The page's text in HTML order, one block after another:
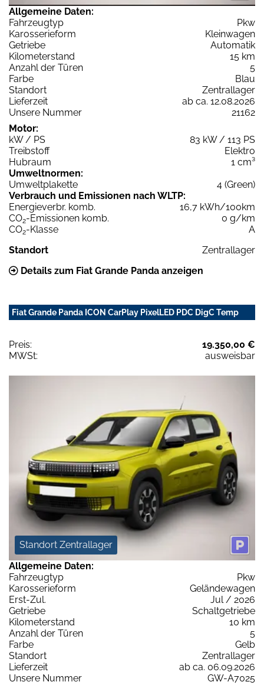
Allgemeine Daten:
Fahrzeugtyp
Pkw
Karosserieform
Kleinwagen
Getriebe
Automatik
Kilometerstand
15 km
Anzahl der Türen
5
Farbe
Blau
Standort
Zentrallager
Lieferzeit
ab ca. 12.08.2026
Unsere Nummer
21162
Motor:
kW / PS
83 kW / 113 PS
Treibstoff
Elektro
Hubraum
1 cm³
Umweltnormen:
Umweltplakette
4 (Green)
Verbrauch und Emissionen nach WLTP:
Energieverbr. komb.
16,7 kWh/100km
CO2-Emissionen komb.
0 g/km
CO2-Klasse
A
Standort
Zentrallager
Details zum Fiat Grande Panda anzeigen
Fiat Grande Panda ICON CarPlay PixelLED PDC DigC Temp
Preis:
19.350,00 €
MWSt:
ausweisbar
Standort Zentrallager
Allgemeine Daten:
Fahrzeugtyp
Pkw
Karosserieform
Geländewagen
Erst-Zul.
Jul / 2026
Getriebe
Schaltgetriebe
Kilometerstand
10 km
Anzahl der Türen
5
Farbe
Gelb
Standort
Zentrallager
Lieferzeit
ab ca. 06.09.2026
Unsere Nummer
GW-A7025